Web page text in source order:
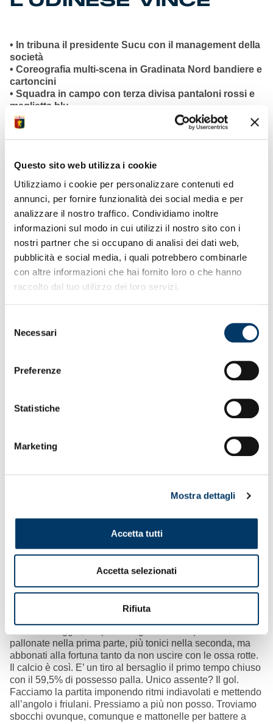
Questo sito web utilizza i cookie
Utilizziamo i cookie per personalizzare contenuti ed
annunci, per fornire funzionalità dei social media e per
analizzare il nostro traffico. Condividiamo inoltre
informazioni sul modo in cui utilizzi il nostro sito con i
nostri partner che si occupano di analisi dei dati web,
pubblicità e social media, i quali potrebbero combinarle
con altre informazioni che hai fornito loro o che hanno
raccolto dal tuo utilizzo dei loro servizi.
delNecessari
Preferenze
Statistiche
Marketing
Mostra dettagli
Accetta tutti
Accetta selezionati
Rifiuta
• In tribuna il presidente Sucu con il management della
società
• Coreografia multi-scena in Gradinata Nord bandiere e
cartoncini
• Squadra in campo con terza divisa pantaloni rossi e
maglietta blu
• Monologo dei nostri nel primo tempo sei le occasioni
nitide create
• Due traverse battezzate da Malinovskyi e Colombo
• In avvio di ripresa rigore revocato dopo la review
dall’arbitro Collu
• Vantaggio degli ospiti nella prima opportunità creata
durante match
• Altre tre occasioni per pareggiarla ma è una serata
stregata in tutto
• Raddoppio nel recupero a sigillare il verdetto finale
che sa di beffa
• Spettatori muniti di titoli di accesso per questa partita
30.895
• Auguri di compleanno a Gennaro Ruotolo primatista
mettere in campo. Un’altra ottima
pallonate nella prima parte, più tonici nella seconda, ma
abbonati alla fortuna tanto da non uscire con le ossa rotte.
Il calcio è così. E’ un tiro al bersaglio il primo tempo chiuso
con il 59,5% di possesso palla. Unico assente? Il gol.
Facciamo la partita imponendo ritmi indiavolati e mettendo
all’angolo i friulani. Pressiamo a più non posso. Troviamo
sbocchi ovunque, comunque e mattonelle per battere a